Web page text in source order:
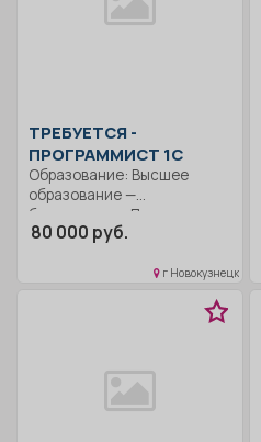
ТРЕБУЕТСЯ -
ПРОГРАММИСТ 1С
Образование: Высшее
образование —
бакалавриат.. Понимание
принципов работы
80 000 руб.
г Новокузнецк